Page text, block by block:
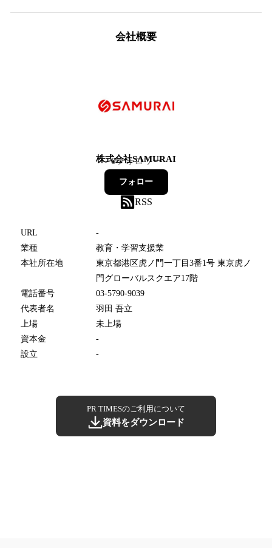
会社概要
株式会社SAMURAI
8フォロワー
フォロー
RSS
URL
-
業種
教育・学習支援業
本社所在地
東京都港区虎ノ門一丁目3番1号 東京虎ノ
門グローバルスクエア17階
電話番号
03-5790-9039
代表者名
羽田 吾立
上場
未上場
資本金
-
設立
-
PR TIMESのご利用について
資料をダウンロード